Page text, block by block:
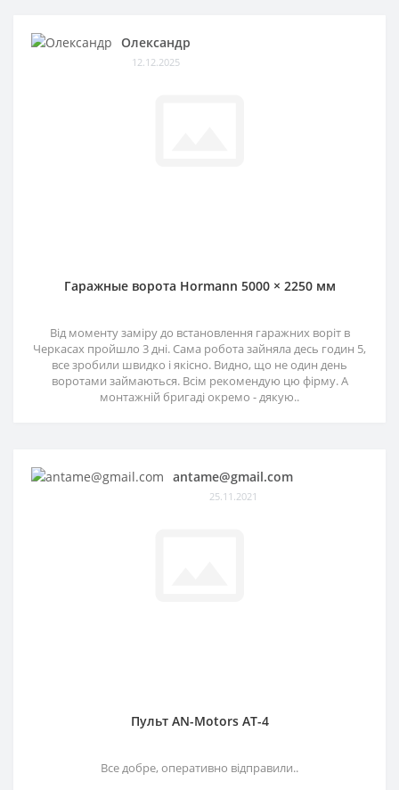
Олександр
12.12.2025
Гаражные ворота Hormann 5000 × 2250 мм
Від моменту заміру до встановлення гаражних воріт в
Черкасах пройшло 3 дні. Сама робота зайняла десь годин 5,
все зробили швидко і якісно. Видно, що не один день
воротами займаються. Всім рекомендую цю фірму. А
монтажній бригаді окремо - дякую..
antame@gmail.com
25.11.2021
Пульт AN-Motors AT-4
Все добре, оперативно відправили..